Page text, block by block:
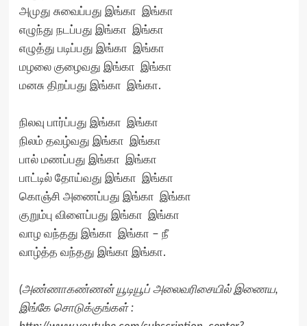
அமுது சுவைப்பது இங்கா இங்கா
எழுந்து நடப்பது இங்கா இங்கா
எழுத்து படிப்பது இங்கா இங்கா
மழலை குழைவது இங்கா இங்கா
மனசு திறப்பது இங்கா இங்கா.
நிலவு பார்ப்பது இங்கா இங்கா
நிலம் தவழ்வது இங்கா இங்கா
பால் மணப்பது இங்கா இங்கா
பாட்டில் தோய்வது இங்கா இங்கா
கொஞ்சி அணைப்பது இங்கா இங்கா
குறும்பு விளைப்பது இங்கா இங்கா
வாழ வந்தது இங்கா இங்கா – நீ
வாழ்த்த வந்தது இங்கா இங்கா.
(அண்ணாகண்ணன் யூடியூப் அலைவரிசையில் இணைய,
இங்கே சொடுக்குங்கள் :